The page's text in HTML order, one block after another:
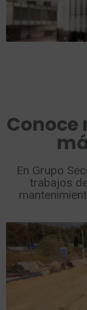
Conoce
En Grupo
trabajos